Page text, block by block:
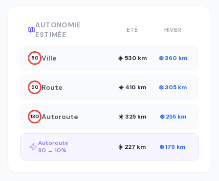
AUTONOMIE
ESTIMÉE
ÉTÉ HIVER
50 Ville ☀️ 530 km ❄️ 360 km
90 Route ☀️ 410 km ❄️ 305 km
130 Autoroute ☀️ 325 km ❄️ 255 km
Autoroute
80 → 10%
☀️ 227 km ❄️ 179 km